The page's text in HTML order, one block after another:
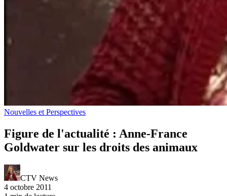
Nouvelles et Perspectives
Figure de l'actualité : Anne-France
Goldwater sur les droits des animaux
CTV News
4 octobre 2011